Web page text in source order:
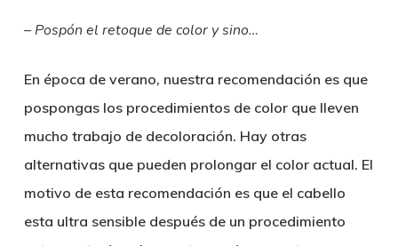
– Pospón el retoque de color y sino…
En época de verano, nuestra recomendación es que
pospongas los procedimientos de color que lleven
mucho trabajo de decoloración. Hay otras
alternativas que pueden prolongar el color actual. El
motivo de esta recomendación es que el cabello
esta ultra sensible después de un procedimiento